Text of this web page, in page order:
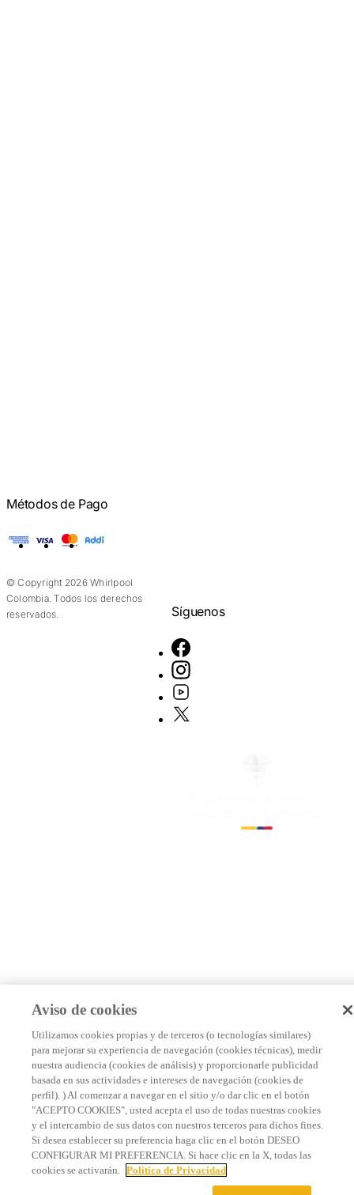
Métodos de Pago
American Express
Visa Mastercard
© Copyright 2026 Whirlpool
Colombia. Todos los derechos
reservados.
Síguenos
Aviso de cookies
Utilizamos cookies propias y de terceros (o tecnologías similares)
para mejorar su experiencia de navegación (cookies técnicas), medir
nuestra audiencia (cookies de análisis) y proporcionarle publicidad
basada en sus actividades e intereses de navegación (cookies de
perfil). ) Al comenzar a navegar en el sitio y/o dar clic en el botón
"ACEPTO COOKIES", usted acepta el uso de todas nuestras cookies
y el intercambio de sus datos con nuestros terceros para dichos fines.
Si desea establecer su preferencia haga clic en el botón DESEO
CONFIGURAR MI PREFERENCIA. Si hace clic en la X, todas las
cookies se activarán. Política de Privacidad